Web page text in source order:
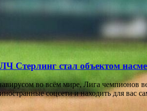
Стерлинг стал объектом
во всём мире, Лига чемпионов
соцсети и находить для